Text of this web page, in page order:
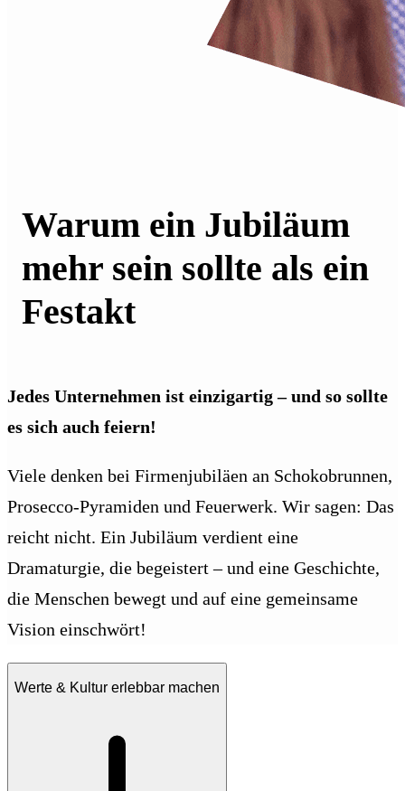
Warum ein Jubiläum
mehr sein sollte als ein
Festakt
Jedes Unternehmen ist einzigartig – und so sollte
es sich auch feiern!
Viele denken bei Firmenjubiläen an Schokobrunnen,
Prosecco-Pyramiden und Feuerwerk. Wir sagen: Das
reicht nicht. Ein Jubiläum verdient eine
Dramaturgie, die begeistert – und eine Geschichte,
die Menschen bewegt und auf eine gemeinsame
Vision einschwört!
Werte & Kultur erlebbar machen